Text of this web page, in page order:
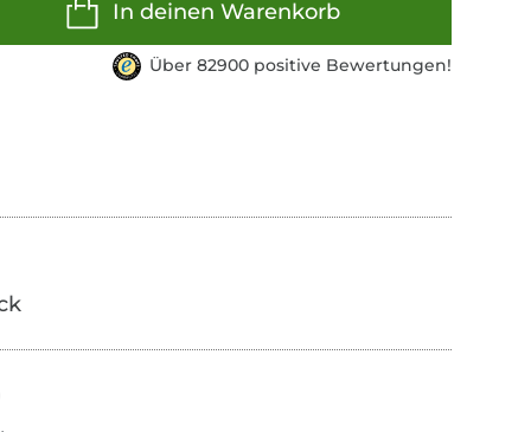
In deinen Warenkorb
Über 82900 positive Bewertungen!